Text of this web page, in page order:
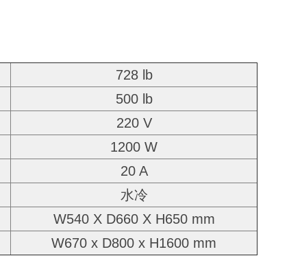
728 lb
500 lb
220 V
1200 W
20 A
水冷
W540 X D660 X H650 mm
W670 x D800 x H1600 mm